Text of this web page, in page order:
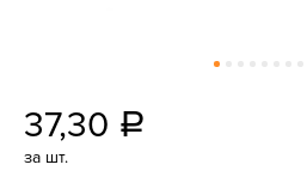
37,30 a
за шт.